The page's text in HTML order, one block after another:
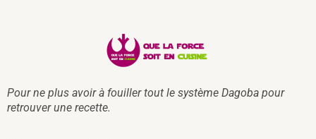
Pour ne plus avoir à fouiller tout le système Dagoba pour
retrouver une recette.